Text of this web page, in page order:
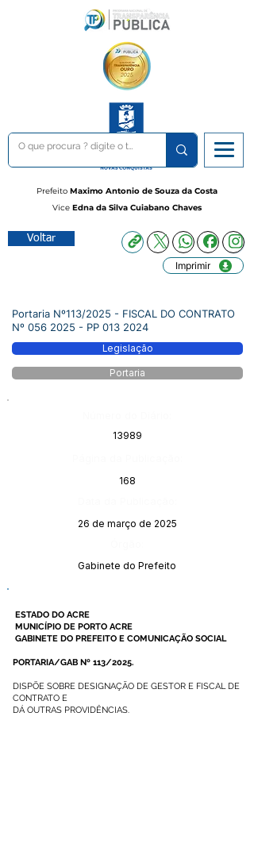
Prefeito Maximo Antonio de Souza da Costa
Vice Edna da Silva Cuiabano Chaves
Voltar
Imprimir
Portaria Nº113/2025 - FISCAL DO CONTRATO
Nº 056 2025 - PP 013 2024
Legislação
Portaria
13989
168
26 de março de 2025
Gabinete do Prefeito
ESTADO DO ACRE
MUNICÍPIO DE PORTO ACRE
GABINETE DO PREFEITO E COMUNICAÇÃO SOCIAL
PORTARIA/GAB Nº 113/2025.
DISPÕE SOBRE DESIGNAÇÃO DE GESTOR E FISCAL DE
CONTRATO E
DÁ OUTRAS PROVIDÊNCIAS.